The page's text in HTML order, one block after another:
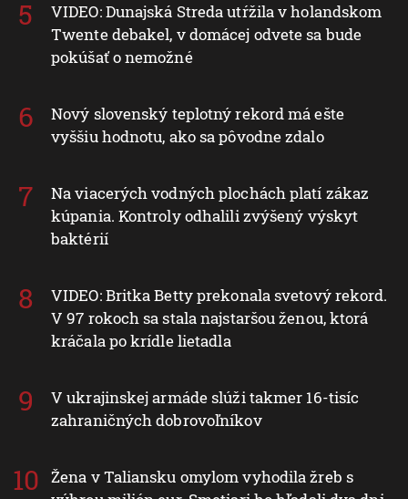
VIDEO: Dunajská Streda utŕžila v holandskom
Twente debakel, v domácej odvete sa bude
pokúšať o nemožné
Nový slovenský teplotný rekord má ešte
vyššiu hodnotu, ako sa pôvodne zdalo
Na viacerých vodných plochách platí zákaz
kúpania. Kontroly odhalili zvýšený výskyt
baktérií
VIDEO: Britka Betty prekonala svetový rekord.
V 97 rokoch sa stala najstaršou ženou, ktorá
kráčala po krídle lietadla
V ukrajinskej armáde slúži takmer 16-tisíc
zahraničných dobrovoľníkov
Žena v Taliansku omylom vyhodila žreb s